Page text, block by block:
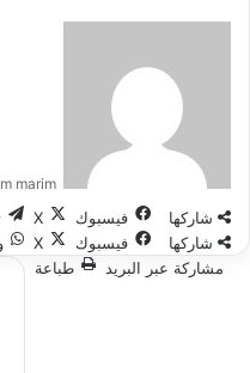
marim
شاركها فيسبوك ‫X
شاركها
فيسبوك ‫X
مشاركة عبر البريد
طباعة